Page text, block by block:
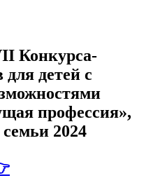
Конкурса-
детей с
профессия»,
2024